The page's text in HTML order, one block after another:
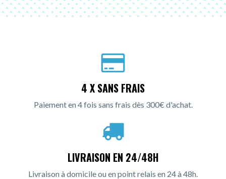
4 X SANS FRAIS
Paiement en 4 fois sans frais dès 300€ d'achat.
LIVRAISON EN 24/48H
Livraison à domicile ou en point relais en 24 à 48h.